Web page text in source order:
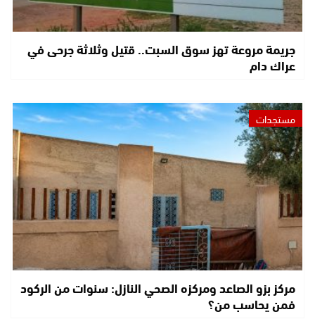
جريمة مروعة تهز سوق السبت.. قتيل وثلاثة جرحى في
عراك دام
مستجدات
مركز بزو الصاعد ومركزه الصحي النازل: سنوات من الركود
فمن يحاسب من؟